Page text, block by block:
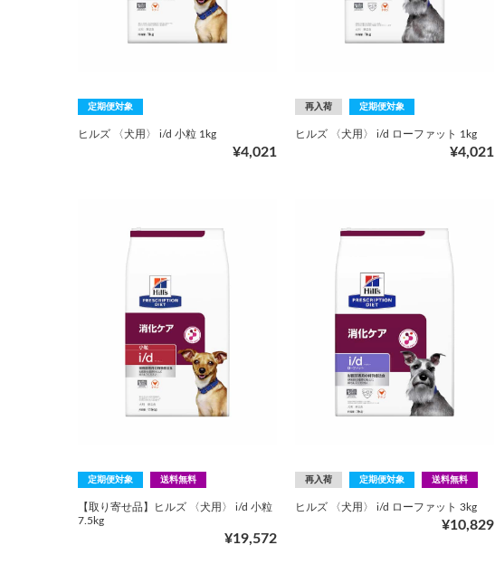
定期便対象
ヒルズ 〈犬用〉 i/d 小粒 1kg
¥4,021
再入荷 定期便対象
ヒルズ 〈犬用〉 i/d ローファット 1kg
¥4,021
定期便対象 送料無料
【取り寄せ品】ヒルズ 〈犬用〉 i/d 小粒
7.5kg
¥19,572
再入荷 定期便対象 送料無料
ヒルズ 〈犬用〉 i/d ローファット 3kg
¥10,829